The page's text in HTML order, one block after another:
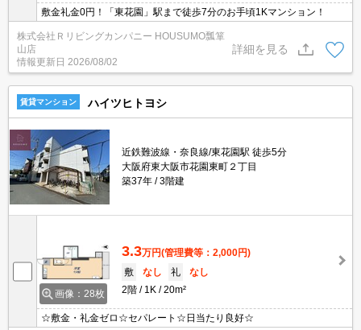
敷金礼金0円！「東花園」駅まで徒歩7分のお手頃1Kマンション！
株式会社Ｒリビングカンパニー HOUSUMO瓢箪
山店
情報更新日 2026/08/02
詳細を見る
賃貸マンション ハイツヒトヨシ
近鉄難波線・奈良線/東花園駅 徒歩5分
大阪府東大阪市花園東町２丁目
築37年
3階建
画像：28枚
3.3万円(管理費等：2,000円)
敷
なし 礼
なし
2階
1K 20m²
☆敷金・礼金ゼロ☆セパレート☆日当たり良好☆